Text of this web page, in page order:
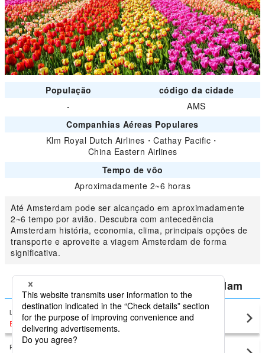
População
código da cidade
-
AMS
Companhias Aéreas Populares
Klm Royal Dutch Airlines ・ Cathay Pacific ・
China Eastern Airlines
Tempo de vôo
Aproximadamente 2~6 horas
Até Amsterdam pode ser alcançado em aproximadamente
2~6 tempo por avião. Descubra com antecedência
Amsterdam história, economia, clima, principais opções de
transporte e aproveite a viagem Amsterdam de forma
significativa.
Compare o menor preço para Amsterdam
Lisbon (Lisbon Portela)
EUR278〜
Porto (Francisco Sá Carneiro)